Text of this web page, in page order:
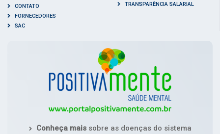
CONTATO
FORNECEDORES
SAC
TRANSPARÊNCIA SALARIAL
Conheça maissobre as doenças do sistema